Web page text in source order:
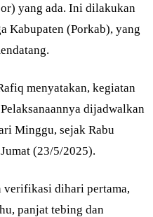
yang ada. Ini dilakukan
Kabupaten (Porkab), yang
menyatakan, kegiatan
dijadwalkan
Minggu, sejak Rabu
(23/5/2025).
verifikasi dihari pertama,
panjat tebing dan